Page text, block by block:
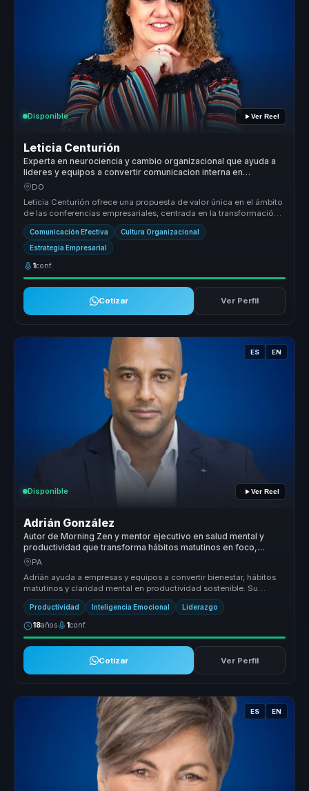
Disponible Ver Reel
Leticia Centurión
Experta en neurociencia y cambio organizacional que ayuda a
lideres y equipos a convertir comunicacion interna en
cohesion, criterio y ventaja competitiva.
DO
Leticia Centurión ofrece una propuesta de valor única en el ámbito
de las conferencias empresariales, centrada en la transformación
organ...
Comunicación Efectiva Cultura Organizacional
Estrategia Empresarial
1conf.
Cotizar Ver Perfil
ES EN
Disponible Ver Reel
Adrián González
Autor de Morning Zen y mentor ejecutivo en salud mental y
productividad que transforma hábitos matutinos en foco,
energía y rendimiento para líderes y equipos.
PA
Adrián ayuda a empresas y equipos a convertir bienestar, hábitos
matutinos y claridad mental en productividad sostenible. Su
propuesta un...
Productividad Inteligencia Emocional Liderazgo
18años 1conf.
Cotizar Ver Perfil
ES EN